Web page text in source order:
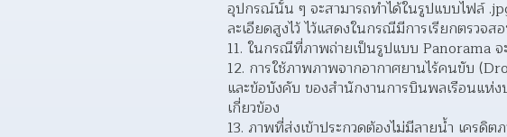
อุปกรณ์นั้น ๆ จะสามารถทำได้ในรูปแบบไฟล์
ละเอียดสูงไว้ ไว้แสดงในกรณีมีการเรียกตรวจส
ในกรณีที่ภาพถ่ายเป็นรูปแบบ Panorama
การใช้ภาพภาพจากอากาศยานไร้คนขับ
และข้อบังคับ ของสำนักงานการบินพลเรือนแห่
เกี่ยวข้อง
ภาพที่ส่งเข้าประกวดต้องไม่มีลายน้ำ เครดิ